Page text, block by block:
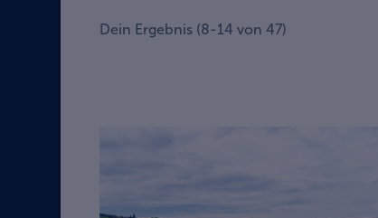
Dein Ergebnis (8-14 von 47)